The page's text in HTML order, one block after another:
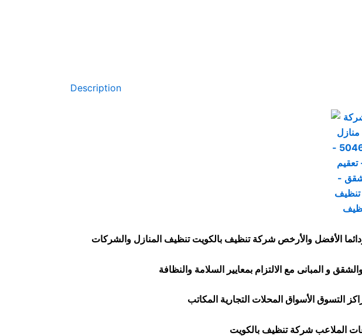
Description
الأفضل والأرخص شركة تنظيف بالكويت تنظيف المنازل والشركات
التسوق الأسواق المحلات التجارية المكاتب
الملاعب شركة تنظيف بالكويت